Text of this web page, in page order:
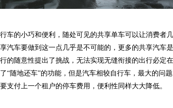
车的小巧和便利，随处可见的共享单车可以让消费者
汽车要做到这一点几乎是不可能的，更多的共享汽车
的随意性提出了挑战，无法实现无缝衔接的出行必定
“随地还车”的功能，但是汽车相较自行车，最大的问
支付上一个租户的停车费用，便利性同样大大降低。